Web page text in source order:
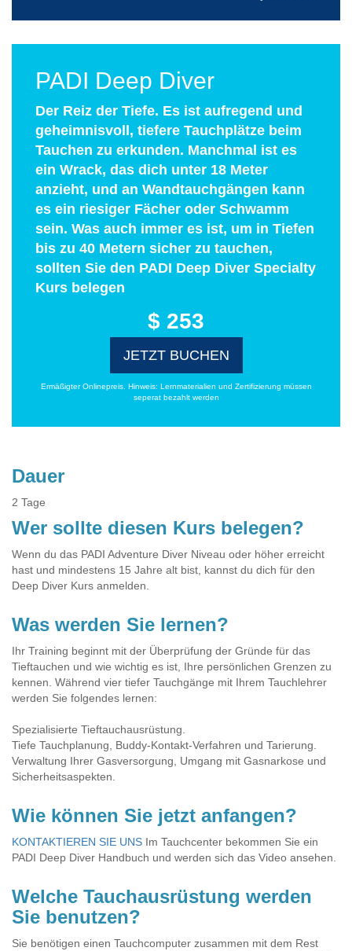
PADI Deep Diver
Der Reiz der Tiefe. Es ist aufregend und
geheimnisvoll, tiefere Tauchplätze beim
Tauchen zu erkunden. Manchmal ist es
ein Wrack, das dich unter 18 Meter
anzieht, und an Wandtauchgängen kann
es ein riesiger Fächer oder Schwamm
sein. Was auch immer es ist, um in Tiefen
bis zu 40 Metern sicher zu tauchen,
sollten Sie den PADI Deep Diver Specialty
Kurs belegen
$ 253
JETZT BUCHEN
Ermäßigter Onlinepreis. Hinweis: Lernmaterialien und Zertifizierung müssen
seperat bezahlt werden
Dauer
2 Tage
Wer sollte diesen Kurs belegen?
Wenn du das PADI Adventure Diver Niveau oder höher erreicht
hast und mindestens 15 Jahre alt bist, kannst du dich für den
Deep Diver Kurs anmelden.
Was werden Sie lernen?
Ihr Training beginnt mit der Überprüfung der Gründe für das
Tieftauchen und wie wichtig es ist, Ihre persönlichen Grenzen zu
kennen. Während vier tiefer Tauchgänge mit Ihrem Tauchlehrer
werden Sie folgendes lernen:
Spezialisierte Tieftauchausrüstung.
Tiefe Tauchplanung, Buddy-Kontakt-Verfahren und Tarierung.
Verwaltung Ihrer Gasversorgung, Umgang mit Gasnarkose und
Sicherheitsaspekten.
Wie können Sie jetzt anfangen?
KONTAKTIEREN SIE UNS Im Tauchcenter bekommen Sie ein
PADI Deep Diver Handbuch und werden sich das Video ansehen.
Welche Tauchausrüstung werden
Sie benutzen?
Sie benötigen einen Tauchcomputer zusammen mit dem Rest